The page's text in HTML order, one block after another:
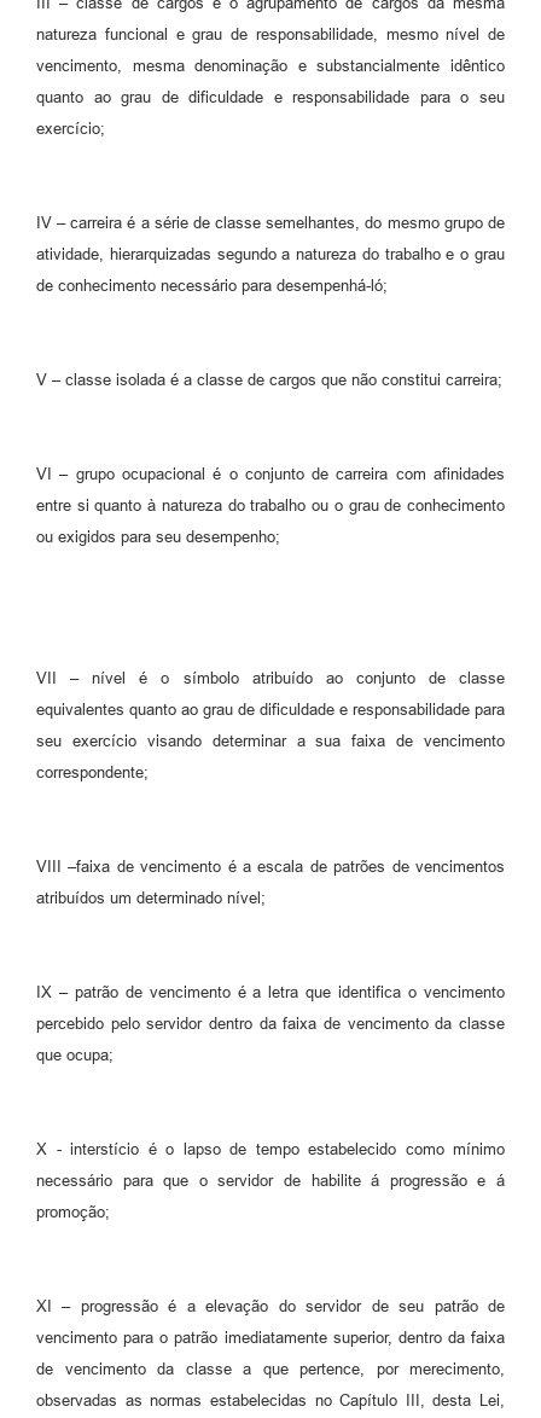
natureza funcional e grau de responsabilidade, mesmo nível de
vencimento, mesma denominação e substancialmente idêntico
quanto ao grau de dificuldade e responsabilidade para o seu
exercício;
IV – carreira é a série de classe semelhantes, do mesmo grupo de
atividade, hierarquizadas segundo a natureza do trabalho e o grau
de conhecimento necessário para desempenhá-ló;
V – classe isolada é a classe de cargos que não constitui carreira;
VI – grupo ocupacional é o conjunto de carreira com afinidades
entre si quanto à natureza do trabalho ou o grau de conhecimento
ou exigidos para seu desempenho;
VII – nível é o símbolo atribuído ao conjunto de classe
equivalentes quanto ao grau de dificuldade e responsabilidade para
seu exercício visando determinar a sua faixa de vencimento
correspondente;
VIII –faixa de vencimento é a escala de patrões de vencimentos
atribuídos um determinado nível;
IX – patrão de vencimento é a letra que identifica o vencimento
percebido pelo servidor dentro da faixa de vencimento da classe
que ocupa;
X - interstício é o lapso de tempo estabelecido como mínimo
necessário para que o servidor de habilite á progressão e á
promoção;
XI – progressão é a elevação do servidor de seu patrão de
vencimento para o patrão imediatamente superior, dentro da faixa
de vencimento da classe a que pertence, por merecimento,
observadas as normas estabelecidas no Capítulo III, desta Lei,